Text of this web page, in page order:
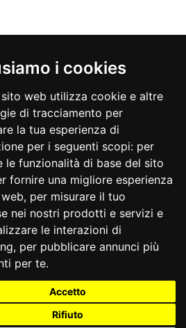
i cookies
sito web utilizza cookie e altre
di tracciamento per
la tua esperienza di
per i seguenti scopi: per
le funzionalità di base del sito
fornire una migliore esperienza
, per misurare il tuo
nei nostri prodotti e servizi e
le interazioni di
, per pubblicare annunci più
per te.
Accetto
Rifiuto